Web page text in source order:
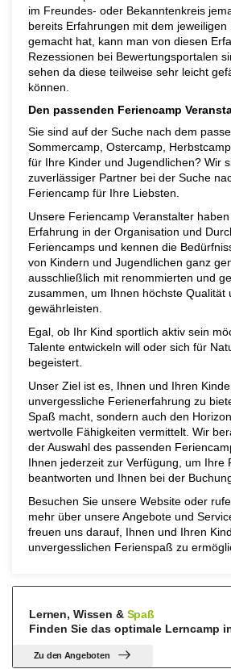
im Freundes- oder Bekanntenkreis
bereits Erfahrungen mit dem jeweiligen
gemacht hat, kann man von diesen
Rezessionen bei Bewertungsportalen
sehen da diese teilweise sehr leicht
können.
Den passenden Feriencamp
Sie sind auf der Suche nach dem
Sommercamp, Ostercamp,
für Ihre Kinder und Jugendlichen? Wir
zuverlässiger Partner bei der Suche
Feriencamp für Ihre Liebsten.
Unsere Feriencamp Veranstalter
Erfahrung in der Organisation und
Feriencamps und kennen die
von Kindern und Jugendlichen ganz
ausschließlich mit renommierten und
zusammen, um Ihnen höchste Qualität
gewährleisten.
Egal, ob Ihr Kind sportlich aktiv sein
Talente entwickeln will oder sich für
begeistert.
Unser Ziel ist es, Ihnen und Ihren
unvergessliche Ferienerfahrung zu
Spaß macht, sondern auch den
wertvolle Fähigkeiten vermittelt. Wir
der Auswahl des passenden
Ihnen jederzeit zur Verfügung, um Ihre
beantworten und Ihnen bei der
Besuchen Sie unsere Website oder
mehr über unsere Angebote und
freuen uns darauf, Ihnen und Ihren
unvergesslichen Ferienspaß zu
Lernen, Wissen & Spaß
Finden Sie das optimale Lerncamp
Zu den Angeboten